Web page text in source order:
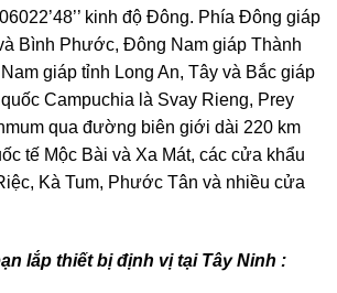
kinh độ Đông. Phía Đông giáp
Bình Phước, Đông Nam giáp Thành
giáp tỉnh Long An, Tây và Bắc giáp
Campuchia là Svay Rieng, Prey
qua đường biên giới dài 220 km
tế Mộc Bài và Xa Mát, các cửa khẩu
Kà Tum, Phước Tân và nhiều cửa
lắp thiết bị định vị tại Tây Ninh :